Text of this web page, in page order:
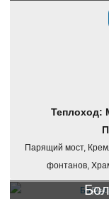
Теплоход:
Парящий мост,
фонтанов,